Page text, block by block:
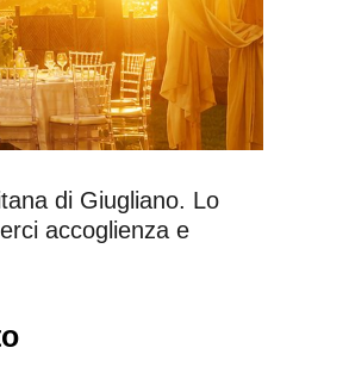
di Giugliano. Lo
accoglienza e